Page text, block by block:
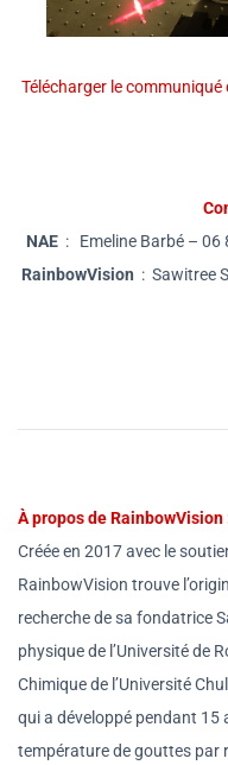
Télécharger le communiqué
NAE : Emeline Barbé – 06
RainbowVision : Sawitree
À propos de RainbowVision
Créée en 2017 avec le
RainbowVision trouve
recherche de sa fondatrice
physique de l’Université de
Chimique de l’Université
qui a développé pendant 15
température de gouttes par